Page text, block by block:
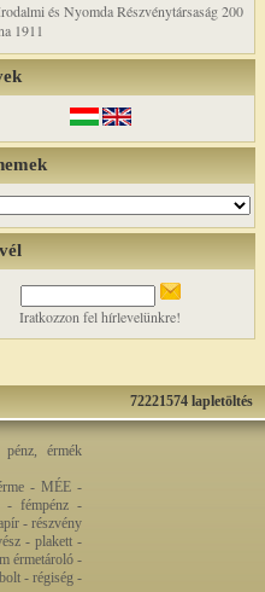
és Nyomda Részvénytársaság 200
1911
Iratkozzon fel hírlevelünkre!
72221574 lapletöltés
érmék
- MÉE -
- fémpénz -
- részvény
- plakett -
érmetároló -
- régiség -